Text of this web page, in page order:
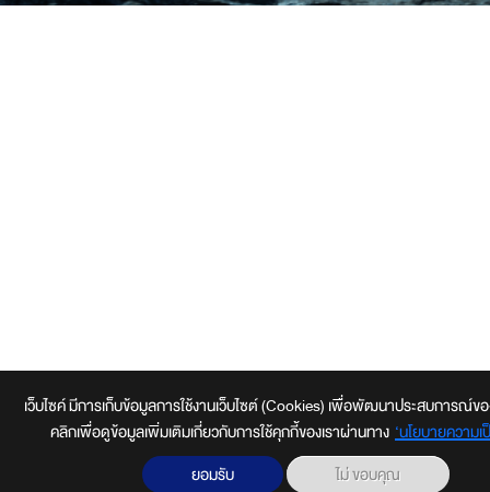
เว็บไซค์ มีการเก็บข้อมูลการใช้งานเว็บไซต์ (Cookies) เพื่อพัฒนาประสบการณ์ข
คลิกเพื่อดูข้อมูลเพิ่มเติมเกี่ยวกับการใช้คุกกี้ของเราผ่านทาง ‘นโยบายความ
ยอมรับ
ไม่ ขอบคุณ